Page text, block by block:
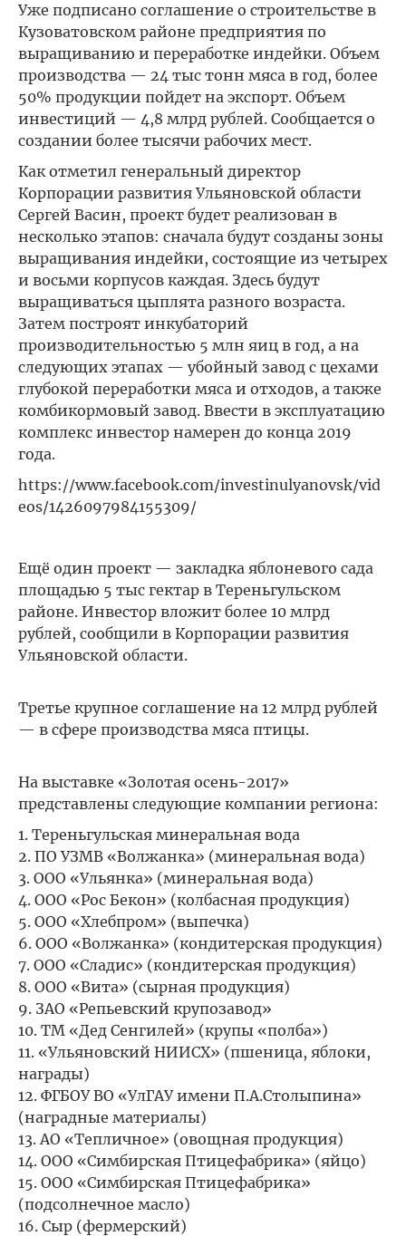
Уже подписано соглашение о строительстве в
Кузоватовском районе предприятия по
выращиванию и переработке индейки. Объем
производства — 24 тыс тонн мяса в год, более
50% продукции пойдет на экспорт. Объем
инвестиций — 4,8 млрд рублей. Сообщается о
создании более тысячи рабочих мест.
Как отметил генеральный директор
Корпорации развития Ульяновской области
Сергей Васин, проект будет реализован в
несколько этапов: сначала будут созданы зоны
выращивания индейки, состоящие из четырех
и восьми корпусов каждая. Здесь будут
выращиваться цыплята разного возраста.
Затем построят инкубаторий
производительностью 5 млн яиц в год, а на
следующих этапах — убойный завод с цехами
глубокой переработки мяса и отходов, а также
комбикормовый завод. Ввести в эксплуатацию
комплекс инвестор намерен до конца 2019
года.
https://www.facebook.com/investinulyanovsk/vid
eos/1426097984155309/
Ещё один проект — закладка яблоневого сада
площадью 5 тыс гектар в Тереньгульском
районе. Инвестор вложит более 10 млрд
рублей, сообщили в Корпорации развития
Ульяновской области.
Третье крупное соглашение на 12 млрд рублей
— в сфере производства мяса птицы.
На выставке «Золотая осень-2017»
представлены следующие компании региона:
Тереньгульская минеральная вода
ПО УЗМВ «Волжанка» (минеральная вода)
ООО «Ульянка» (минеральная вода)
ООО «Рос Бекон» (колбасная продукция)
ООО «Хлебпром» (выпечка)
ООО «Волжанка» (кондитерская продукция)
ООО «Сладис» (кондитерская продукция)
ООО «Вита» (сырная продукция)
ЗАО «Репьевский крупозавод»
ТМ «Дед Сенгилей» (крупы «полба»)
«Ульяновский НИИСХ» (пшеница, яблоки,
награды)
ФГБОУ ВО «УлГАУ имени П.А.Столыпина»
(наградные материалы)
АО «Тепличное» (овощная продукция)
ООО «Симбирская Птицефабрика» (яйцо)
ООО «Симбирская Птицефабрика»
(подсолнечное масло)
Сыр (фермерский)